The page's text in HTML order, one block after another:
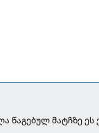
წაგებულ მატჩზე ეს